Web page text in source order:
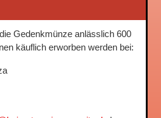
Gedenkmünze anlässlich 600
käuflich erworben werden bei: